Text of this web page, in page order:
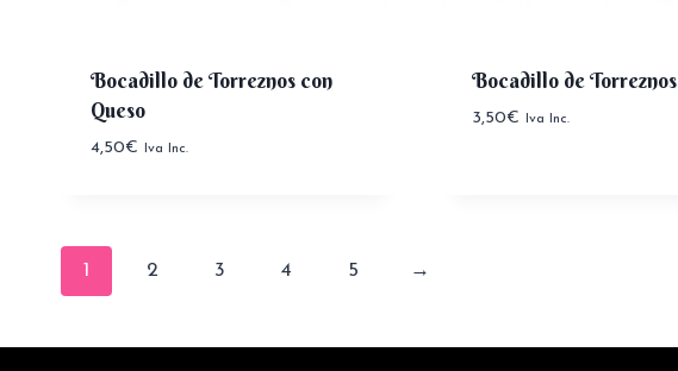
Bocadillo de Torreznos con
Queso
4,50€ Iva Inc.
Bocadillo de Torreznos
3,50€ Iva Inc.
1 2 3 4 5 →